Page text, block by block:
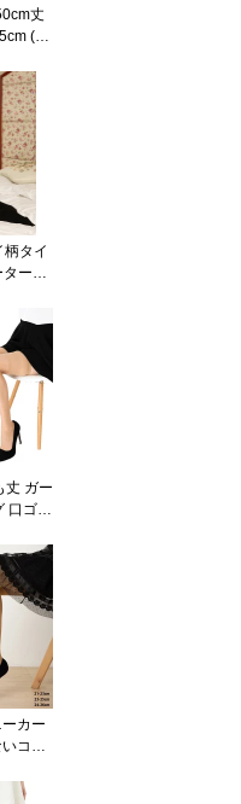
丈
(主
生 レ
チア
ズニー
柄タイ
ター
ニー
シ
スト
イ フ
ータ
ィー
丈 ガー
口ゴム
レデ
ムラ
ーカー
ココ
スニ
42